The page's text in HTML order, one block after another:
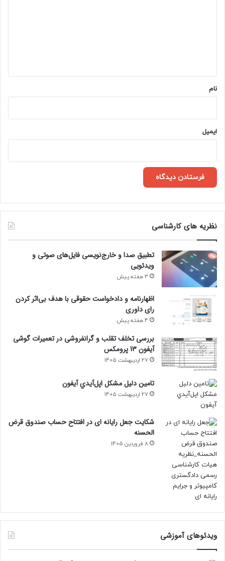
نام
ایمیل
نظریه های کارشناسی
تطبیق صدا و خارج‌نویسی فایل‌های صوتی و
ویدئویی
3 هفته پیش
اظهارنامه و دادخواست حقوقی با هدف بی‌اثر کردن
رای داوری
4 هفته پیش
بررسی تخلف تقلب و گرانفروشی در تعمیرات گوشی
آیفون 13 پرومکس
27 اردیبهشت 1405
تامين دليل مشکل اپل‌آيدي آيفون
27 اردیبهشت 1405
شکایت جعل رایانه ای در افتتاح حساب صندوق قرض
الحسنه
8 فروردین 1405
ویدئوهای آموزشی